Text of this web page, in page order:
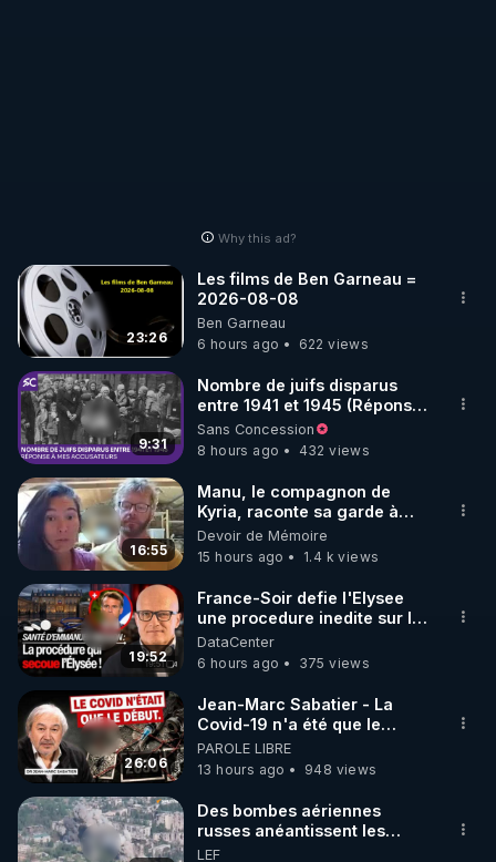
Why this ad?
23:26
Les films de Ben Garneau =
2026-08-08
Ben Garneau
6 hours ago
622 views
9:31
Nombre de juifs disparus
entre 1941 et 1945 (Réponse
à mes accusateurs)
Sans Concession
8 hours ago
432 views
16:55
Manu, le compagnon de
Kyria, raconte sa garde à
vue musclée. PARTAGEZ!
Devoir de Mémoire
15 hours ago
1.4 k views
19:52
France-Soir defie l'Elysee
une procedure inedite sur la
sante du president - Nexus
DataCenter
6 hours ago
375 views
26:06
Jean-Marc Sabatier - La
Covid-19 n'a été que le
début - L'ARNm & l'ARNm-aa
jusqu où auront-t-il ?
PAROLE LIBRE
13 hours ago
948 views
Des bombes aériennes
russes anéantissent les
centres de contrôle de
LEF